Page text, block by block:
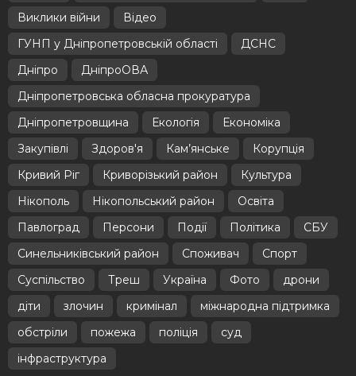
Виклики війни
Відео
ГУНП у Дніпропетровській області
ДСНС
Дніпро
ДніпроОВА
Дніпропетровська обласна прокуратура
Дніпропетровщина
Екологія
Економіка
Закупівлі
Здоров'я Кам’янське
Корупція
Кривий Ріг
Криворізький район
Культура
Нікополь
Нікопольський район
Освіта
Павлоград
Персони Події Політика
СБУ
Синельниківський район
Споживач
Спорт
Суспільство
Треш Україна Фото
дрони
діти
злочин кримінал
міжнародна підтримка
обстріли
пожежа поліція
суд
інфраструктура